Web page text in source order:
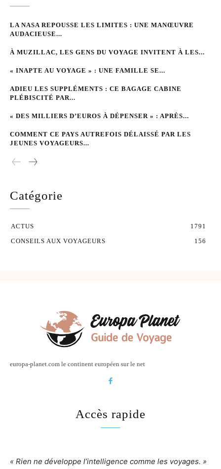
LA NASA REPOUSSE LES LIMITES : UNE MANŒUVRE
AUDACIEUSE...
À MUZILLAC, LES GENS DU VOYAGE INVITENT À LES...
« INAPTE AU VOYAGE » : UNE FAMILLE SE...
ADIEU LES SUPPLÉMENTS : CE BAGAGE CABINE
PLÉBISCITÉ PAR...
« DES MILLIERS D’EUROS À DÉPENSER » : APRÈS...
COMMENT CE PAYS AUTREFOIS DÉLAISSÉ PAR LES
JEUNES VOYAGEURS...
Catégorie
ACTUS
1791
CONSEILS AUX VOYAGEURS
156
europa-planet.com le continent européen sur le net
Accès rapide
« Rien ne développe l’intelligence comme les voyages. »